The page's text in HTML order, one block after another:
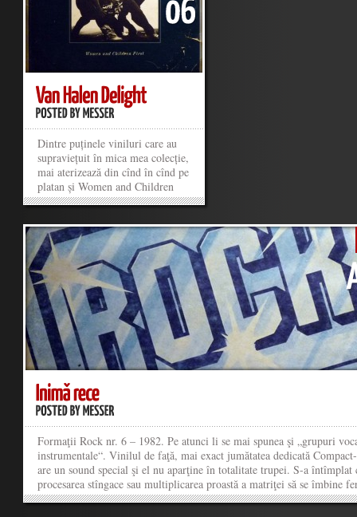
Dintre puținele viniluri care au
supraviețuit în mica mea colecție,
mai aterizează din cînd în cînd pe
platan și Women and Children
First, 1980. Van Halen, așa cum
lui David Lee Roth, prin 1985,
oarecum dat afară pe motiv că
gusturile sale...
»»
Formaţii Rock nr. 6 – 1982. Pe atunci li se mai spunea şi „grupuri
instrumentale“. Vinilul de faţă, mai exact jumătatea dedicată
are un sound special şi el nu aparţine în totalitate trupei. S-a întîmplat
procesarea stîngace sau multiplicarea proastă a matriţei să se îmbine
cu amprenta pe care o avea acel Compact. Imediat după „Fata din